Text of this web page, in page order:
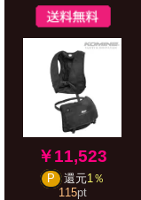
￥11,523
P 還元1％
115pt